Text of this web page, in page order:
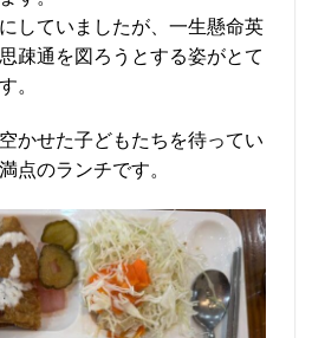
していましたが、一生懸命英
疎通を図ろうとする姿がとて
。
かせた子どもたちを待ってい
点のランチです。